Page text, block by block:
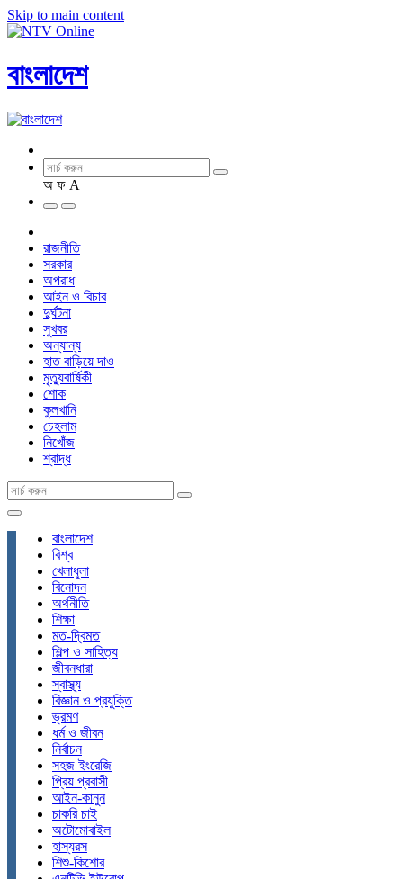
Skip to main content
বাংলাদেশ
অ ফ A
রাজনীতি
সরকার
অপরাধ
আইন ও বিচার
দুর্ঘটনা
সুখবর
অন্যান্য
হাত বাড়িয়ে দাও
মৃত্যুবার্ষিকী
শোক
কুলখানি
চেহলাম
নিখোঁজ
শ্রাদ্ধ
বাংলাদেশ
বিশ্ব
খেলাধুলা
বিনোদন
অর্থনীতি
শিক্ষা
মত-দ্বিমত
শিল্প ও সাহিত্য
জীবনধারা
স্বাস্থ্য
বিজ্ঞান ও প্রযুক্তি
ভ্রমণ
ধর্ম ও জীবন
নির্বাচন
সহজ ইংরেজি
প্রিয় প্রবাসী
আইন-কানুন
চাকরি চাই
অটোমোবাইল
হাস্যরস
শিশু-কিশোর